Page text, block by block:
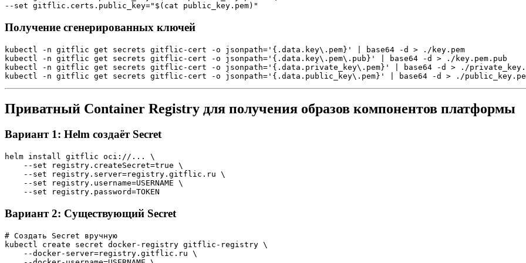
Получение сгенерированных ключей
kubectl -n gitflic get secrets gitflic-cert -o jsonpath='{.data.key\.pem}' | base64 -d > ./key.pem
kubectl -n gitflic get secrets gitflic-cert -o jsonpath='{.data.key\.pem\.pub}' | base64 -d > ./key.pem.pub
kubectl -n gitflic get secrets gitflic-cert -o jsonpath='{.data.private_key\.pem}' | base64 -d > ./
Приватный Container Registry для получения образов компонентов платформы
Вариант 1: Helm создаёт Secret
helm install gitflic oci://... \
    --set registry.createSecret=true \
    --set registry.server=registry.gitflic.ru \
    --set registry.username=USERNAME \
Вариант 2: Существующий Secret
# Создать Secret вручную
kubectl create secret docker-registry gitflic-registry \
    --docker-server=registry.gitflic.ru \